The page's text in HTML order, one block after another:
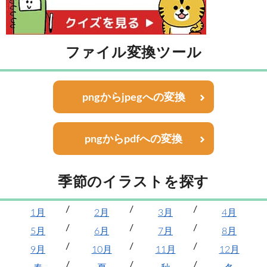
ファイル変換ツール
pngからjpegへの変換
pngからpdfへの変換
季節のイラストを探す
1月 2月 3月
4月
5月
6月 7月
8月
9月
10月 11月
12月